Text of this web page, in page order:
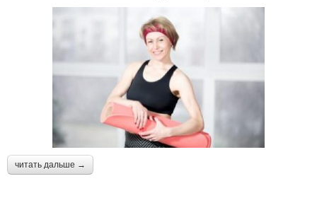
читать дальше →